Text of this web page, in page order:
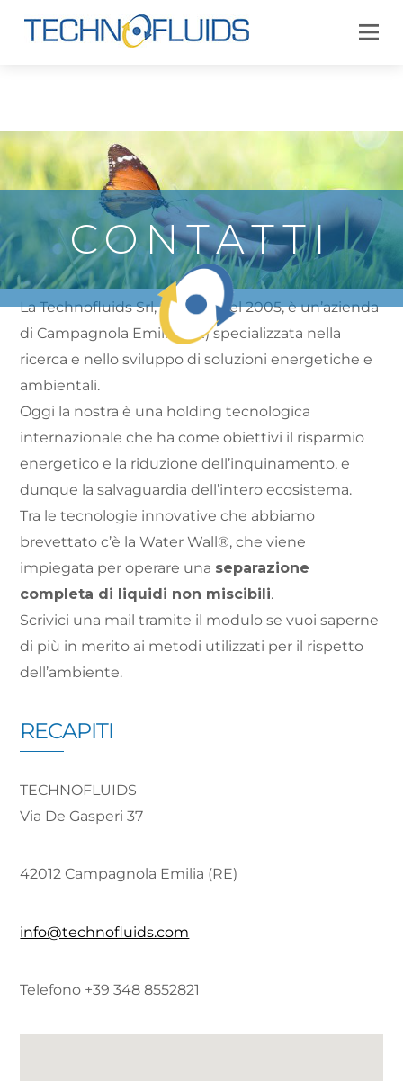
CONTATTI
La Technofluids Srl, fondata nel 2005, è un’azienda
di Campagnola Emilia (RE) specializzata nella
ricerca e nello sviluppo di soluzioni energetiche e
ambientali.
Oggi la nostra è una holding tecnologica
internazionale che ha come obiettivi il risparmio
energetico e la riduzione dell’inquinamento, e
dunque la salvaguardia dell’intero ecosistema.
Tra le tecnologie innovative che abbiamo
brevettato c’è la Water Wall®, che viene
impiegata per operare una separazione
completa di liquidi non miscibili.
Scrivici una mail tramite il modulo se vuoi saperne
di più in merito ai metodi utilizzati per il rispetto
dell’ambiente.
RECAPITI
TECHNOFLUIDS
Via De Gasperi 37
42012 Campagnola Emilia (RE)
info@technofluids.com
Telefono +39 348 8552821